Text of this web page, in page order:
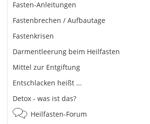
Fasten-Anleitungen
Fastenbrechen / Aufbautage
Fastenkrisen
Darmentleerung beim Heilfasten
Mittel zur Entgiftung
Entschlacken heißt ...
Detox - was ist das?
Heilfasten-Forum